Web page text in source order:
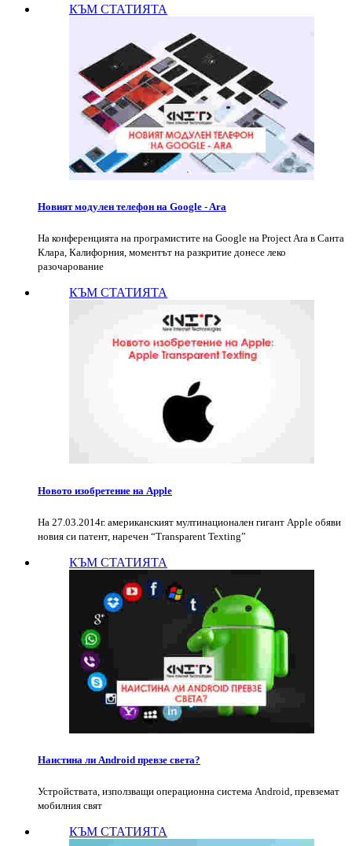
КЪМ СТАТИЯТА
Новият модулен телефон на Google - Ara
На конференцията на програмистите на Google на Project Ara в Санта
Клара, Калифорния, моментът на разкритие донесе леко
разочарование
КЪМ СТАТИЯТА
Новото изобретение на Apple
На 27.03.2014г. американският мултинационален гигант Apple обяви
новия си патент, наречен “Transparent Texting”
КЪМ СТАТИЯТА
Наистина ли Android превзе света?
Устройствата, използващи операционна система Android, превземат
мобилния свят
КЪМ СТАТИЯТА